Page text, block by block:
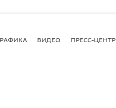
ВИДЕО ПРЕСС-ЦЕНТР